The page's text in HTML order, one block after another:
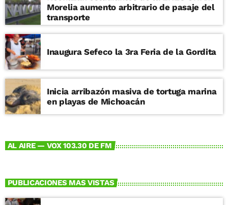
Morelia aumento arbitrario de pasaje del
transporte
Inaugura Sefeco la 3ra Feria de la Gordita
Inicia arribazón masiva de tortuga marina
en playas de Michoacán
AL AIRE — VOX 103.30 DE FM
PUBLICACIONES MAS VISTAS